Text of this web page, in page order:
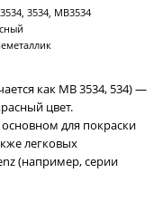
3534, MB3534
как MB 3534, 534) —
цвет.
основном для покраски
легковых
(например, серии